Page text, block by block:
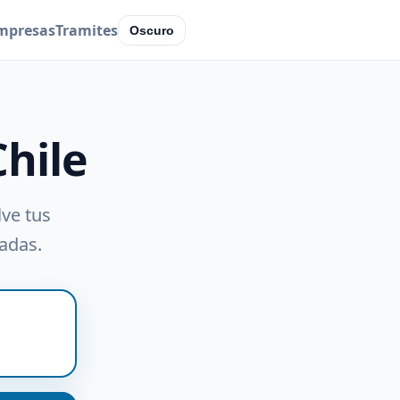
Tramites Oscuro
tus